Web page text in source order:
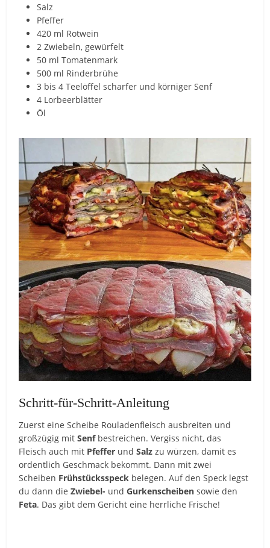
Salz
Pfeffer
420 ml Rotwein
2 Zwiebeln, gewürfelt
50 ml Tomatenmark
500 ml Rinderbrühe
3 bis 4 Teelöffel scharfer und körniger Senf
4 Lorbeerblätter
Öl
Schritt-für-Schritt-Anleitung
Zuerst eine Scheibe Rouladenfleisch ausbreiten und
großzügig mitSenfbestreichen. Vergiss nicht, das
Fleisch auch mit Pfeffer undSalz zu würzen, damit es
ordentlich Geschmack bekommt. Dann mit zwei
Scheiben Frühstücksspeck belegen. Auf den Speck legst
du dann dieZwiebel- undGurkenscheiben sowie den
Feta. Das gibt dem Gericht eine herrliche Frische!